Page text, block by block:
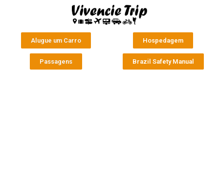
Alugue um Carro Hospedagem
Passagens Brazil Safety Manual